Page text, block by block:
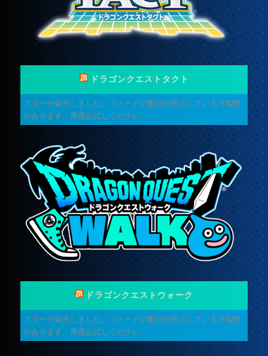
ドラゴンクエストタクト
エラーが発生しました。フィードの配信が停止している可能性
があります。再度お試しください。
ドラゴンクエストウォーク
エラーが発生しました。フィードの配信が停止している可能性
があります。再度お試しください。